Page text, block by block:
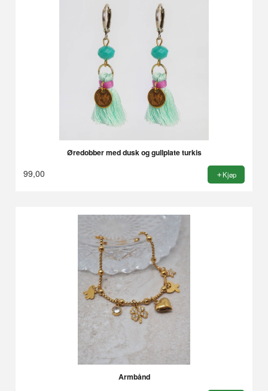
Øredobber med dusk og gullplate turkis
99,00 Kjøp
Armbånd